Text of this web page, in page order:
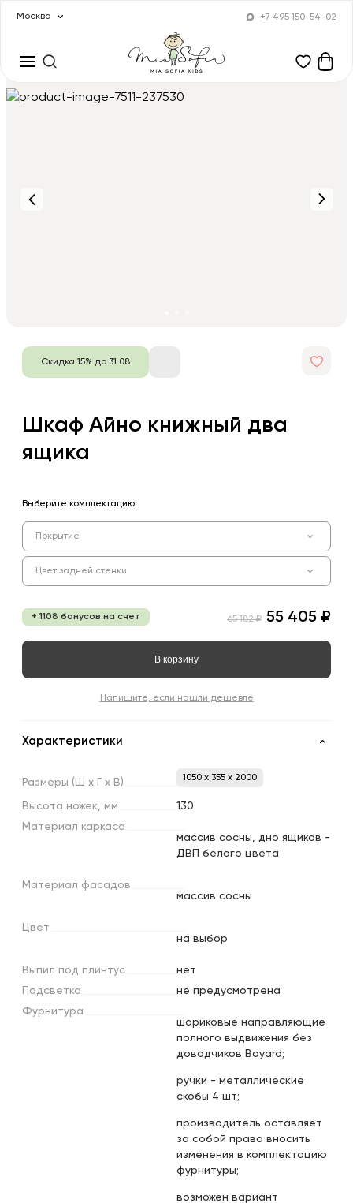
Москва +7 495 150-54-02
Скидка 15% до 31.08
Шкаф Айно книжный два
ящика
Выберите комплектацию:
Покрытие
Цвет задней стенки
+ 1108 бонусов на счет 65 182 ₽ 55 405 ₽
В корзину
Напишите, если нашли дешевле
Характеристики
Размеры (Ш х х В) 1050 x 355 x 2000
Высота ножек, мм
130
Материал каркаса
массив сосны, дно ящиков -
ДВП белого цвета
Материал фасадов
массив сосны
Цвет
на выбор
Выпил под плинтус
нет
Подсветка
не предусмотрена
Фурнитура
шариковые направляющие
полного выдвижения без
доводчиков Boyard;
ручки - металлические
скобы 4 шт;
производитель оставляет
за собой право вносить
изменения в комплектацию
фурнитуры;
возможен вариант